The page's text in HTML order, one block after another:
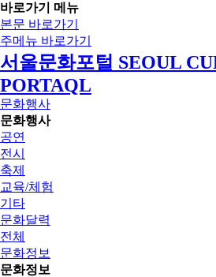
바로가기 메뉴
본문 바로가기
주메뉴 바로가기
서울문화포털 SEOUL
PORTAQL
문화행사
문화행사
공연
전시
축제
교육/체험
기타
문화달력
전체
문화정보
문화정보